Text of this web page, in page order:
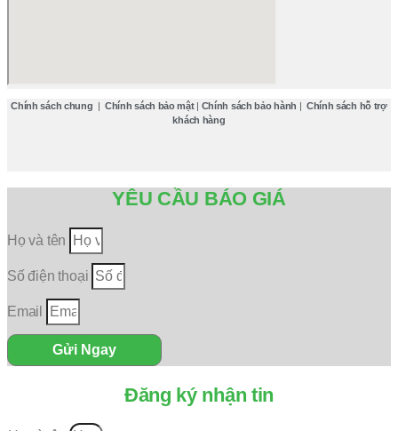
Chính sách chung | Chính sách bảo mật| Chính sách bảo hành | Chính sách hỗ trợ
khách hàng
YÊU CẦU BÁO GIÁ
Họ và tên
Số điện thoại
Email
Gửi Ngay
Đăng ký nhận tin